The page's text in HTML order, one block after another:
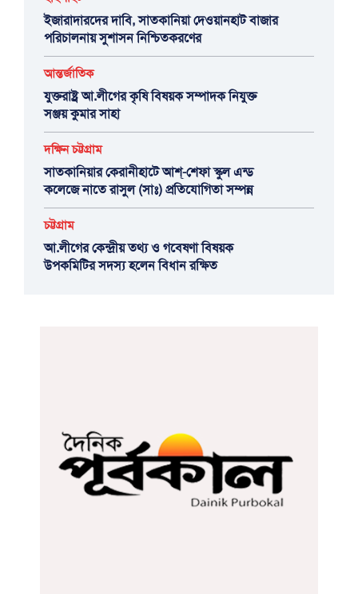
ইজারাদারদের দাবি, সাতকানিয়া দেওয়ানহাট বাজার
পরিচালনায় সুশাসন নিশ্চিতকরণের
আন্তর্জাতিক
যুক্তরাষ্ট্র আ.লীগের কৃষি বিষয়ক সম্পাদক নিযুক্ত
সঞ্জয় কুমার সাহা
দক্ষিন চট্টগ্রাম
সাতকানিয়ার কেরানীহাটে আশ্-শেফা স্কুল এন্ড
কলেজে নাতে রাসুল (সাঃ) প্রতিযোগিতা সম্পন্ন
চট্টগ্রাম
আ.লীগের কেন্দ্রীয় তথ্য ও গবেষণা বিষয়ক
উপকমিটির সদস্য হলেন বিধান রক্ষিত